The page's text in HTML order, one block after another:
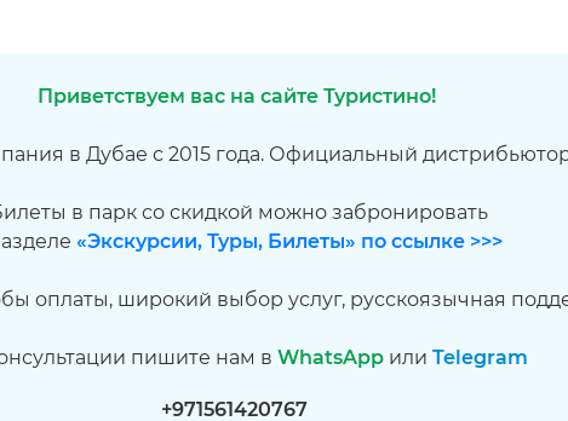
Приветствуем вас на сайте Туристино!
в Дубае с 2015 года. Официальный
в парк со скидкой можно забронировать
«Экскурсии, Туры, Билеты» по ссылке >>>
оплаты, широкий выбор услуг, русскоязычная
пишите нам в WhatsApp или Telegram
+971561420767